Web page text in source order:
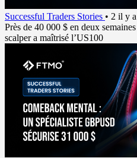
Successful Traders Stories • 2 il y
Près de 40 000 $ en deux
scalper a maîtrisé l’US100